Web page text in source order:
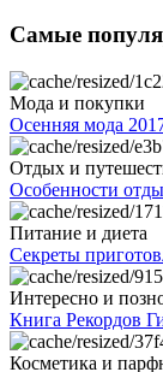
Самые
Мода и покупки
Осенняя мода
Отдых и
Особенности
Питание и диета
Секреты
Интересно и
Книга Рекордов
Косметика и